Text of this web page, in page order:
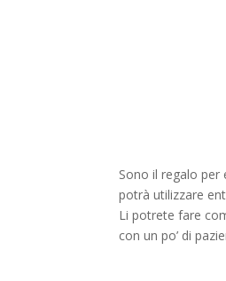
Sono il regalo
potrà utilizzare
Li potrete fare
con un po’ di